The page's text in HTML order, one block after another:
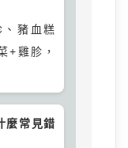
豬血糕
+雞胗，
麼常見錯